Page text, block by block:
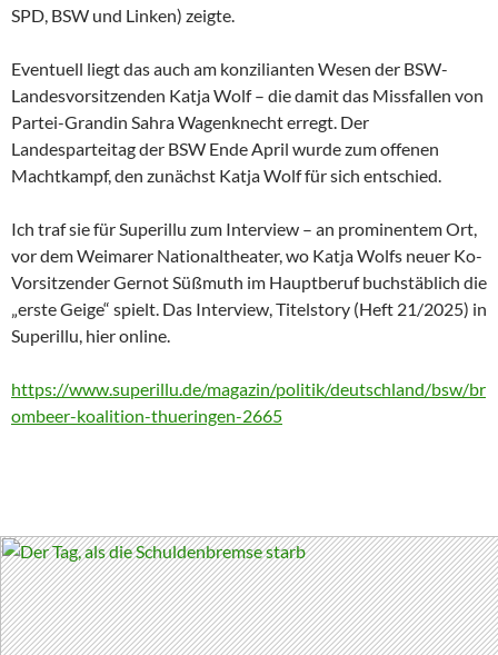
SPD, BSW und Linken) zeigte.
Eventuell liegt das auch am konzilianten Wesen der BSW-
Landesvorsitzenden Katja Wolf – die damit das Missfallen von
Partei-Grandin Sahra Wagenknecht erregt. Der
Landesparteitag der BSW Ende April wurde zum offenen
Machtkampf, den zunächst Katja Wolf für sich entschied.
Ich traf sie für Superillu zum Interview – an prominentem Ort,
vor dem Weimarer Nationaltheater, wo Katja Wolfs neuer Ko-
Vorsitzender Gernot Süßmuth im Hauptberuf buchstäblich die
„erste Geige“ spielt. Das Interview, Titelstory (Heft 21/2025) in
Superillu, hier online.
https://www.superillu.de/magazin/politik/deutschland/bsw/br
ombeer-koalition-thueringen-2665